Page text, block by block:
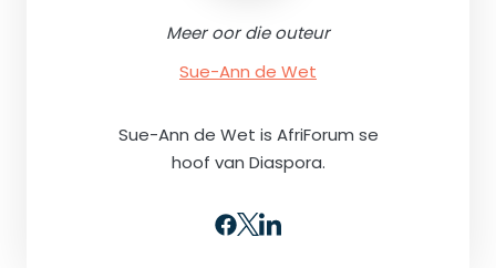
Meer oor die outeur
Sue-Ann de Wet
Sue-Ann de Wet is AfriForum se
hoof van Diaspora.